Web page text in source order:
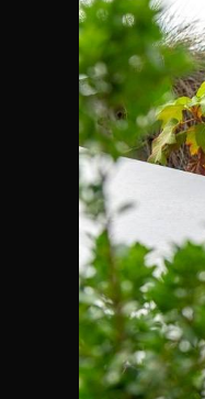
afbeelding